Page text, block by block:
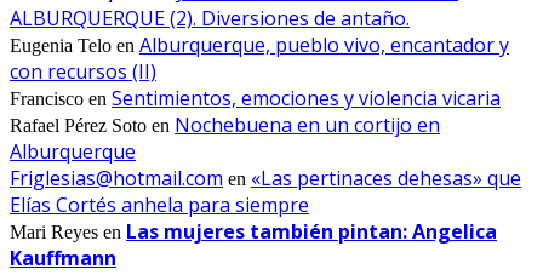
ALBURQUERQUE (2). Diversiones de antaño.
Eugenia Telo en Alburquerque, pueblo vivo, encantador y
con recursos (II)
Francisco en Sentimientos, emociones y violencia vicaria
Rafael Pérez Soto en Nochebuena en un cortijo en
Alburquerque
Friglesias@hotmail.com en «Las pertinaces dehesas» que
Elías Cortés anhela para siempre
Mari Reyes en Las mujeres también pintan: Angelica
Kauffmann